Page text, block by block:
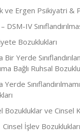
ve Ergen Psikiyatri &
DSM-IV
Bozuklukları
Bir Yerde
Bağlı Ruhsal
Yerde
Bozukluklar ve Cinsel
Cinsel İşlev Bozuklukları